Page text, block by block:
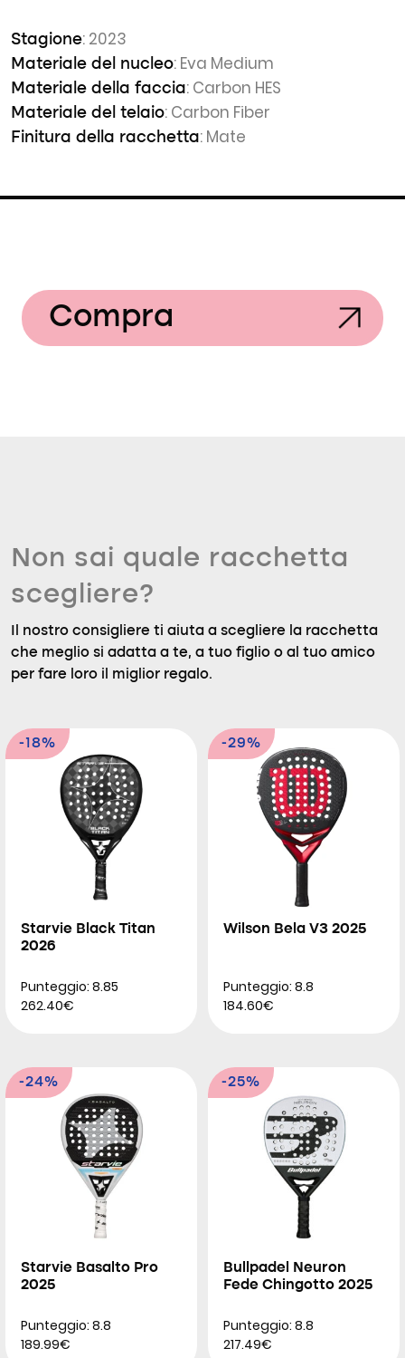
Stagione: 2023
Materiale del nucleo: Eva Medium
Materiale della faccia: Carbon HES
Materiale del telaio: Carbon Fiber
Finitura della racchetta: Mate
Compra
Non sai quale racchetta
scegliere?
Il nostro consigliere ti aiuta a scegliere la racchetta
che meglio si adatta a te, a tuo figlio o al tuo amico
per fare loro il miglior regalo.
-18%
Starvie Black Titan
2026
Punteggio: 8.85
262.40€
-29%
Wilson Bela V3 2025
Punteggio: 8.8
184.60€
-24%
Starvie Basalto Pro
2025
Punteggio: 8.8
189.99€
-25%
Bullpadel Neuron
Fede Chingotto 2025
Punteggio: 8.8
217.49€